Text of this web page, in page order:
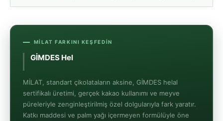
MİLAT FARKINI KEŞFEDIN
GİMDES Helal
MİLAT, standart çikolataların aksine, GİMDES helal
sertifikalı üretimi, gerçek kakao kullanımı ve meyve
püreleriyle zenginleştirilmiş özel dolgularıyla fark yaratır.
Katkı maddesi ve palm yağı içermeyen formülüyle öne